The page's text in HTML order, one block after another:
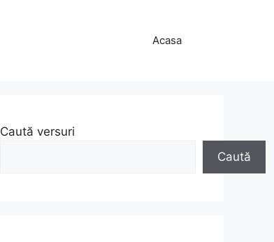
Acasa
Caută versuri
Caută